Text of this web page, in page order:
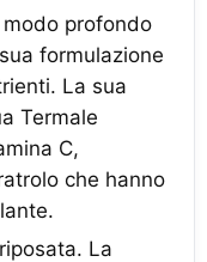
profondo
formulazione
La sua
Termale
C,
che hanno
La